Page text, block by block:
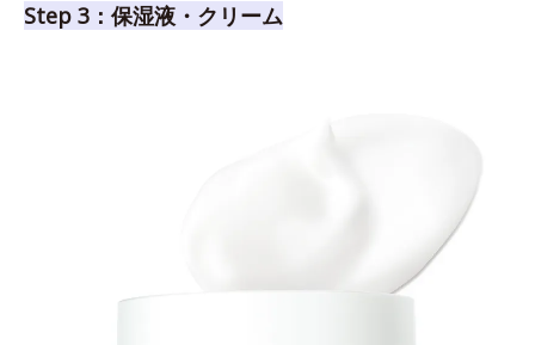
Step 3：保湿液・クリーム